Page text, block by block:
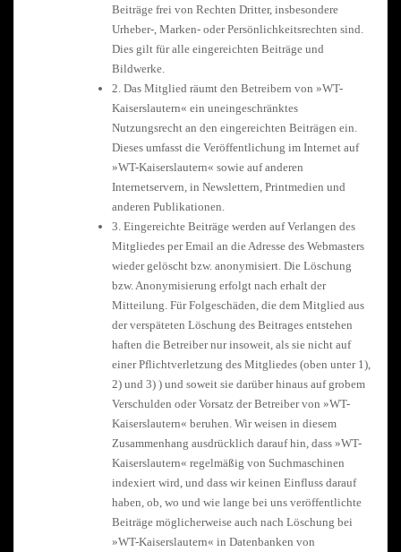
Beiträge frei von Rechten Dritter, insbesondere
Urheber-, Marken- oder Persönlichkeitsrechten sind.
Dies gilt für alle eingereichten Beiträge und
Bildwerke.
2. Das Mitglied räumt den Betreibern von »WT-
Kaiserslautern« ein uneingeschränktes
Nutzungsrecht an den eingereichten Beiträgen ein.
Dieses umfasst die Veröffentlichung im Internet auf
»WT-Kaiserslautern« sowie auf anderen
Internetservern, in Newslettern, Printmedien und
anderen Publikationen.
3. Eingereichte Beiträge werden auf Verlangen des
Mitgliedes per Email an die Adresse des Webmasters
wieder gelöscht bzw. anonymisiert. Die Löschung
bzw. Anonymisierung erfolgt nach erhalt der
Mitteilung. Für Folgeschäden, die dem Mitglied aus
der verspäteten Löschung des Beitrages entstehen
haften die Betreiber nur insoweit, als sie nicht auf
einer Pflichtverletzung des Mitgliedes (oben unter 1),
2) und 3) ) und soweit sie darüber hinaus auf grobem
Verschulden oder Vorsatz der Betreiber von »WT-
Kaiserslautern« beruhen. Wir weisen in diesem
Zusammenhang ausdrücklich darauf hin, dass »WT-
Kaiserslautern« regelmäßig von Suchmaschinen
indexiert wird, und dass wir keinen Einfluss darauf
haben, ob, wo und wie lange bei uns veröffentlichte
Beiträge möglicherweise auch nach Löschung bei
»WT-Kaiserslautern« in Datenbanken von